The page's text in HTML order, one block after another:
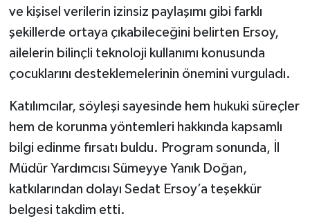
ve kişisel verilerin izinsiz paylaşımı gibi farklı
şekillerde ortaya çıkabileceğini belirten Ersoy,
ailelerin bilinçli teknoloji kullanımı konusunda
çocuklarını desteklemelerinin önemini vurguladı.
Katılımcılar, söyleşi sayesinde hem hukuki süreçler
hem de korunma yöntemleri hakkında kapsamlı
bilgi edinme fırsatı buldu. Program sonunda, İl
Müdür Yardımcısı Sümeyye Yanık Doğan,
katkılarından dolayı Sedat Ersoy’a teşekkür
belgesi takdim etti.